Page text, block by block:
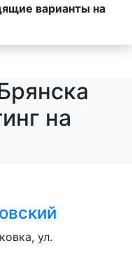
варианты на
на
ул.